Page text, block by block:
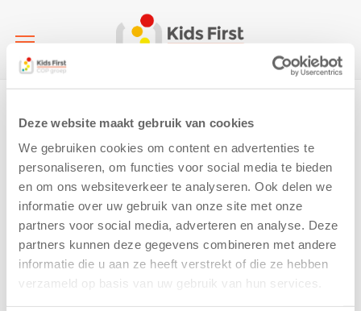
Deze website maakt gebruik van cookies
We gebruiken cookies om content en advertenties te
personaliseren, om functies voor social media te bieden
en om ons websiteverkeer te analyseren. Ook delen we
informatie over uw gebruik van onze site met onze
partners voor social media, adverteren en analyse. Deze
partners kunnen deze gegevens combineren met andere
informatie die u aan ze heeft verstrekt of die ze hebben
verzameld op basis van uw gebruik van hun services.
ggd 100 jaar
5 April 2019